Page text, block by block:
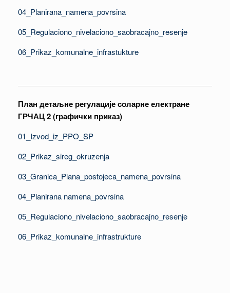
04_Planirana_namena_povrsina
05_Regulaciono_nivelaciono_saobracajno_resenje
06_Prikaz_komunalne_infrastukture
План детаљне регулације соларне електране
ГРЧАЦ 2 (графички приказ)
01_Izvod_iz_PPO_SP
02_Prikaz_sireg_okruzenja
03_Granica_Plana_postojeca_namena_povrsina
04_Planirana namena_povrsina
05_Regulaciono_nivelaciono_saobracajno_resenje
06_Prikaz_komunalne_infrastrukture